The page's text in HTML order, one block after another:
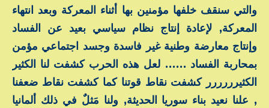
والتي سنقف خلفها مؤمنين بها أثناء المعركة وبعد انتهاء
المعركة, لإعادة إنتاج نظام سياسي بعيد عن الفساد
وإنتاج معارضة وطنية غير فاسدة وجسد اجتماعي مؤمن
بمحاربة الفساد …… لعل هذه الحرب كشفت لنا الكثير
الكثيرررررر كشفت نقاط قوتنا كما كشفت نقاط ضعفنا
, علنا نعيد بناء سوريا الحديثة, ولنا مَثلٌ في ذلك ألمانيا